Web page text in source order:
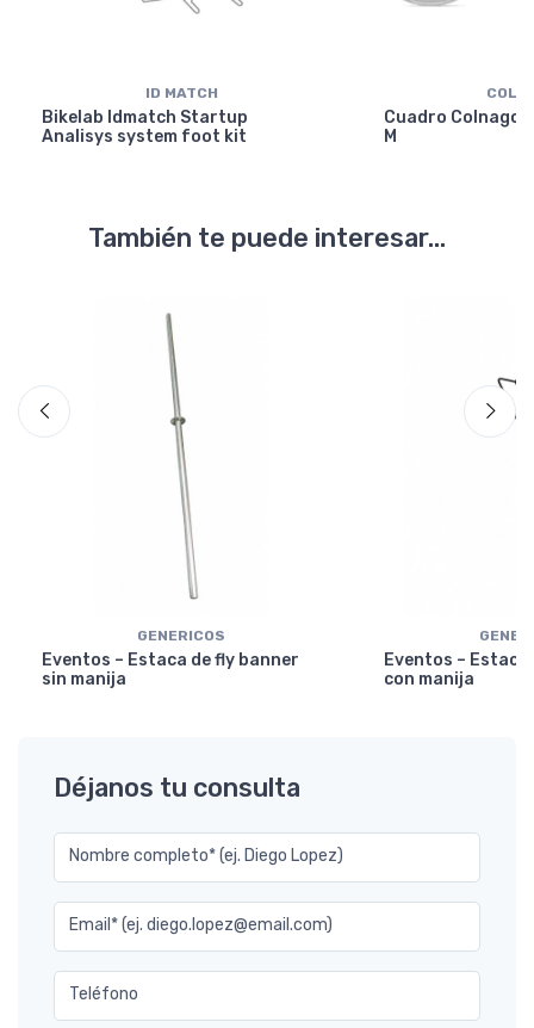
ID MATCH
Bikelab Idmatch Startup
Analisys system foot kit
Cuadro Colnago
M
También te puede interesar...
GENERICOS
Eventos – Estaca de fly banner
sin manija
Eventos –
con manija
Déjanos tu consulta
Nombre completo* (ej. Diego Lopez)
Email* (ej. diego.lopez@email.com)
Teléfono